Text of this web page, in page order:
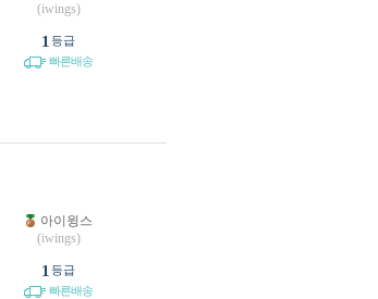
(iwings)
1 등급
빠른배송
아이윙스
(iwings)
1 등급
빠른배송